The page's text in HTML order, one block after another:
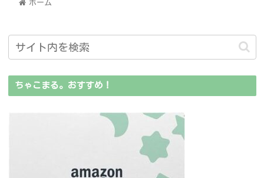
ホーム
ちゃこまる。おすすめ！